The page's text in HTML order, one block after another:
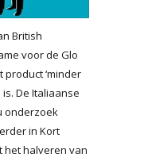
British
voor de Glo
‘minder
De Italiaanse
onderzoek
in Kort
het halveren van